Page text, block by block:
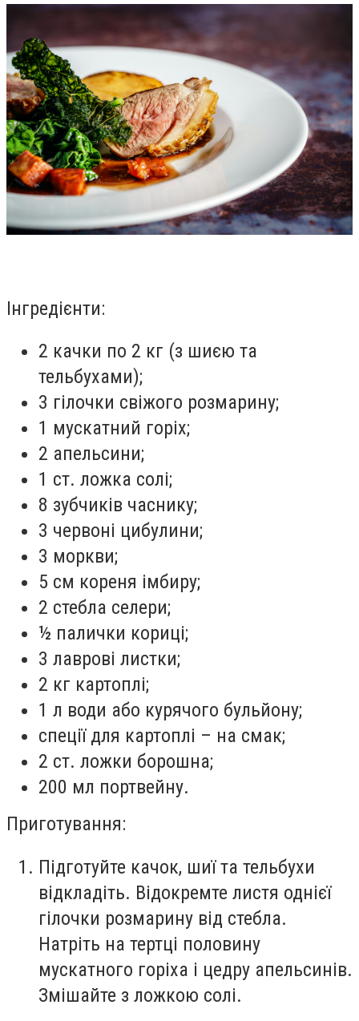
Інгредієнти:
2 качки по 2 кг (з шиєю та
тельбухами);
3 гілочки свіжого розмарину;
1 мускатний горіх;
2 апельсини;
1 ст. ложка солі;
8 зубчиків часнику;
3 червоні цибулини;
3 моркви;
5 см кореня імбиру;
2 стебла селери;
½ палички кориці;
3 лаврові листки;
2 кг картоплі;
1 л води або курячого бульйону;
спеції для картоплі – на смак;
2 ст. ложки борошна;
200 мл портвейну.
Приготування:
Підготуйте качок, шиї та тельбухи
відкладіть. Відокремте листя однієї
гілочки розмарину від стебла.
Натріть на тертці половину
мускатного горіха і цедру апельсинів.
Змішайте з ложкою солі.